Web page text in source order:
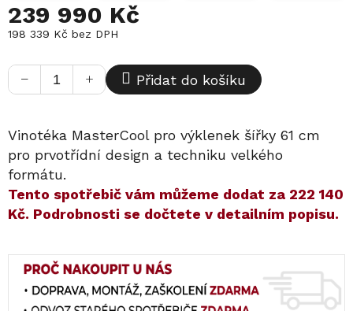
239 990 Kč
198 339 Kč bez DPH
cena:
+
− Přidat do košíku
Vinotéka MasterCool pro výklenek šířky 61 cm
pro prvotřídní design a techniku velkého
formátu.
​​Tento spotřebič vám můžeme dodat za 222 140
Kč. Podrobnosti se dočtete v detailním popisu.